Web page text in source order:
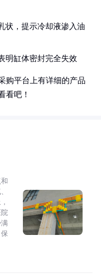
状，提示冷却液渗入油
明缸体密封完全失效
购平台上有详细的产品
看吧！